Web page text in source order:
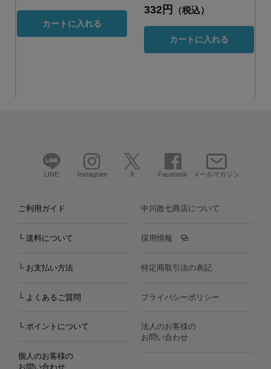
カートに入れる
332円 （税込）
カートに入れる
LINE Instagram X Facebook メールマガジン
ご利用ガイド
└ 送料について
└ お支払い方法
└ よくあるご質問
└ ポイントについて
個人のお客様の
お問い合わせ
中川政七商店について
採用情報
特定商取引法の表記
プライバシーポリシー
法人のお客様の
お問い合わせ